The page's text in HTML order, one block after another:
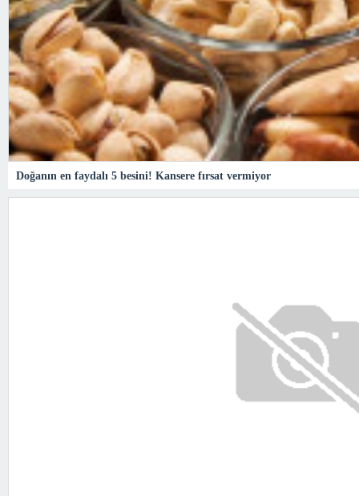
Doğanın en faydalı 5 besini! Kansere fırsat vermiyor